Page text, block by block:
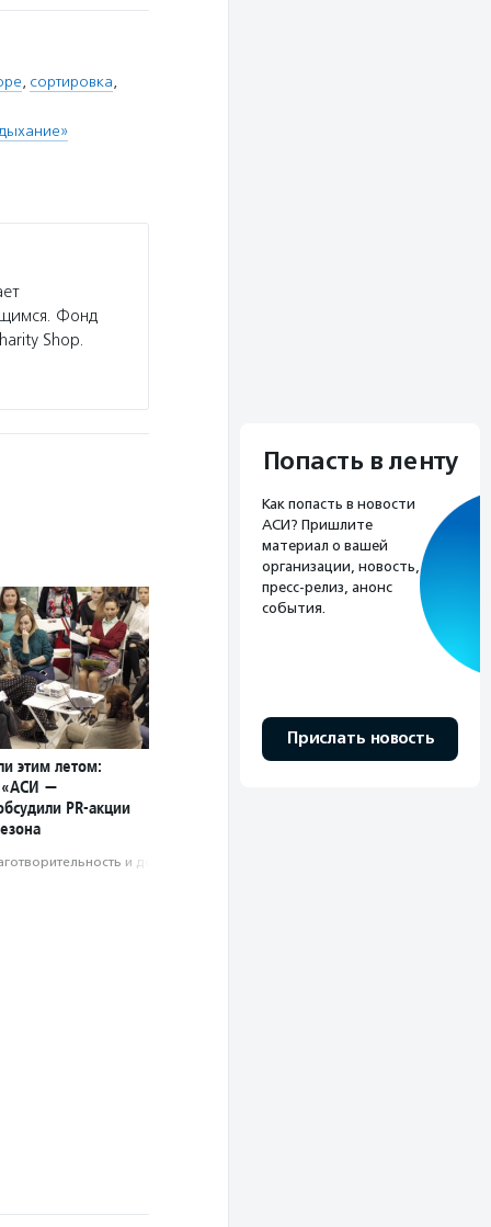
, сортировка,
Фонд
Shop.
этим летом:
«АСИ —
PR-акции
и доброволь­чест­во
Попасть в ленту
Как попасть в новости
АСИ? Пришлите
материал о вашей
организации, новость,
пресс-релиз, анонс
события.
Прислать новость